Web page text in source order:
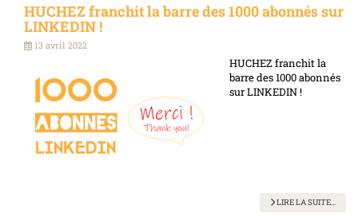
HUCHEZ franchit la barre des 1000 abonnés sur
LINKEDIN !
13 avril 2022
HUCHEZ franchit la
barre des 1000 abonnés
sur LINKEDIN !
LIRE LA SUITE...